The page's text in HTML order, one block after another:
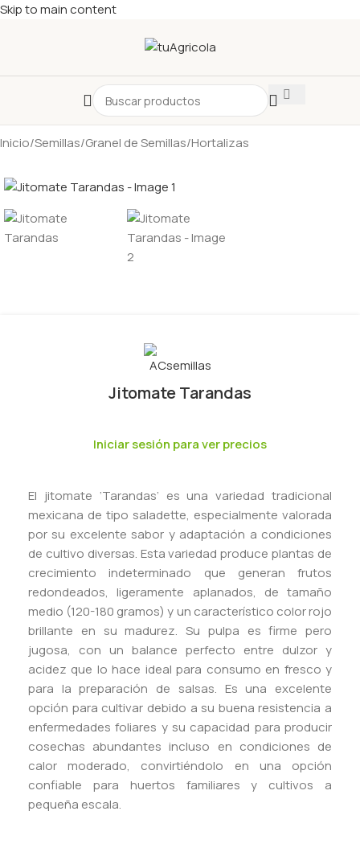
Skip to main content
Inicio/Semillas/Granel de Semillas/Hortalizas
Jitomate Tarandas
Iniciar sesión para ver precios
El jitomate ‘Tarandas’ es una variedad tradicional
mexicana de tipo saladette, especialmente valorada
por su excelente sabor y adaptación a condiciones
de cultivo diversas. Esta variedad produce plantas de
crecimiento indeterminado que generan frutos
redondeados, ligeramente aplanados, de tamaño
medio (120-180 gramos) y un característico color rojo
brillante en su madurez. Su pulpa es firme pero
jugosa, con un balance perfecto entre dulzor y
acidez que lo hace ideal para consumo en fresco y
para la preparación de salsas. Es una excelente
opción para cultivar debido a su buena resistencia a
enfermedades foliares y su capacidad para producir
cosechas abundantes incluso en condiciones de
calor moderado, convirtiéndolo en una opción
confiable para huertos familiares y cultivos a
pequeña escala.